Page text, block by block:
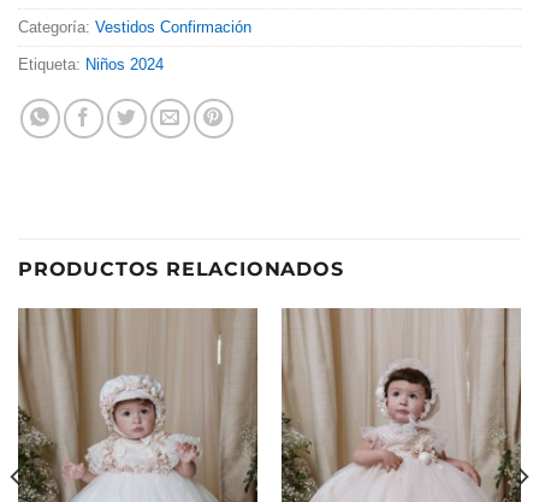
Categoría: Vestidos Confirmación
Etiqueta: Niños 2024
PRODUCTOS RELACIONADOS